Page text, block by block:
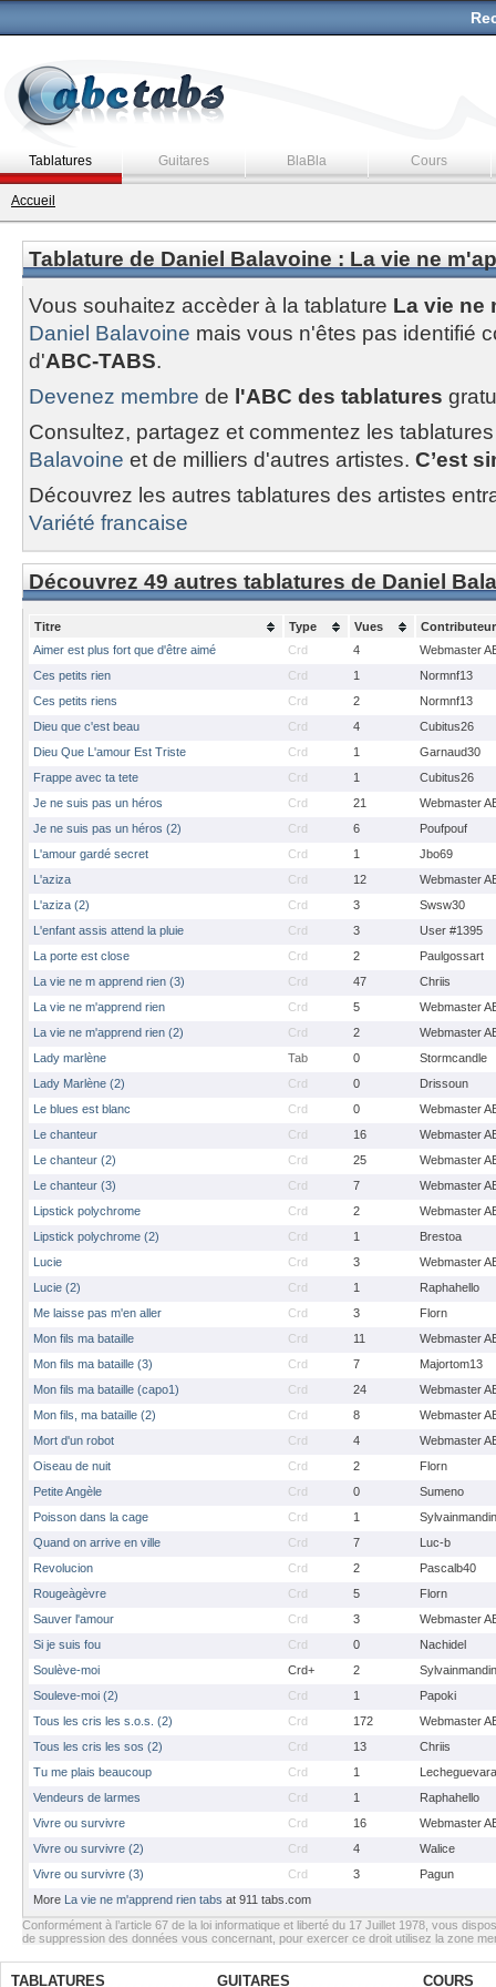
Tablatures Guitares BlaBla Cours
Accueil
Tablature de Daniel Balavoine : La vie ne
Vous souhaitez accèder à la tablature La vie ne
Daniel Balavoine mais vous n'êtes pas identifié
d'ABC-TABS.
Devenez membre de l'ABC des tablatures
Consultez, partagez et commentez les
Balavoine et de milliers d'autres artistes. C’est
Découvrez les autres tablatures des artistes
Variété francaise
Découvrez 49 autres tablatures de Daniel
Titre Type Vues
Contributeur
Aimer est plus fort que d'être aimé
Crd 4
Webmaster
Ces petits rien
Crd 1
Normnf13
Ces petits riens
Crd 2
Normnf13
Dieu que c'est beau
Crd 4
Cubitus26
Dieu Que L'amour Est Triste
Crd 1
Garnaud30
Frappe avec ta tete
Crd 1
Cubitus26
Je ne suis pas un héros
Crd 21
Webmaster
Je ne suis pas un héros (2)
Crd 6
Poufpouf
L'amour gardé secret
Crd 1
Jbo69
L'aziza
Crd 12
Webmaster
L'aziza (2)
Crd 3
Swsw30
L'enfant assis attend la pluie
Crd 3
User #1395
La porte est close
Crd 2
Paulgossart
La vie ne m apprend rien (3)
Crd 47
Chriis
La vie ne m'apprend rien
Crd 5
Webmaster
La vie ne m'apprend rien (2)
Crd 2
Webmaster
Lady marlène
Tab 0
Stormcandle
Lady Marlène (2)
Crd 0
Drissoun
Le blues est blanc
Crd 0
Webmaster
Le chanteur
Crd 16
Webmaster
Le chanteur (2)
Crd 25
Webmaster
Le chanteur (3)
Crd 7
Webmaster
Lipstick polychrome
Crd 2
Webmaster
Lipstick polychrome (2)
Crd 1
Brestoa
Lucie
Crd 3
Webmaster
Lucie (2)
Crd 1
Raphahello
Me laisse pas m'en aller
Crd 3
Florn
Mon fils ma bataille
Crd 11
Webmaster
Mon fils ma bataille (3)
Crd 7
Majortom13
Mon fils ma bataille (capo1)
Crd 24
Webmaster
Mon fils, ma bataille (2)
Crd 8
Webmaster
Mort d'un robot
Crd 4
Webmaster
Oiseau de nuit
Crd 2
Florn
Petite Angèle
Crd 0
Sumeno
Poisson dans la cage
Crd 1
Sylvainmandin
Quand on arrive en ville
Crd 7
Luc-b
Revolucion
Crd 2
Pascalb40
Rougeàgèvre
Crd 5
Florn
Sauver l'amour
Crd 3
Webmaster
Si je suis fou
Crd 0
Nachidel
Soulève-moi
Crd+ 2
Sylvainmandin
Souleve-moi (2)
Crd 1
Papoki
Tous les cris les s.o.s. (2)
Crd 172
Webmaster
Tous les cris les sos (2)
Crd 13
Chriis
Tu me plais beaucoup
Crd 1
Lecheguevara
Vendeurs de larmes
Crd 1
Raphahello
Vivre ou survivre
Crd 16
Webmaster
Vivre ou survivre (2)
Crd 4
Walice
Vivre ou survivre (3)
Crd 3
Pagun
More La vie ne m'apprend rien tabs at 911 tabs.com
Conformément à l’article 67 de la loi informatique et liberté du 17 Juillet 1978, vous
de suppression des données vous concernant, pour exercer ce droit utilisez la zone
TABLATURES GUITARES COURS